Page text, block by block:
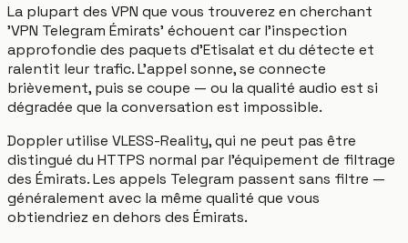
La plupart des VPN que vous trouverez en cherchant
'VPN Telegram Émirats' échouent car l'inspection
approfondie des paquets d'Etisalat et du détecte et
ralentit leur trafic. L'appel sonne, se connecte
brièvement, puis se coupe — ou la qualité audio est si
dégradée que la conversation est impossible.
Doppler utilise VLESS-Reality, qui ne peut pas être
distingué du HTTPS normal par l'équipement de filtrage
des Émirats. Les appels Telegram passent sans filtre —
généralement avec la même qualité que vous
obtiendriez en dehors des Émirats.